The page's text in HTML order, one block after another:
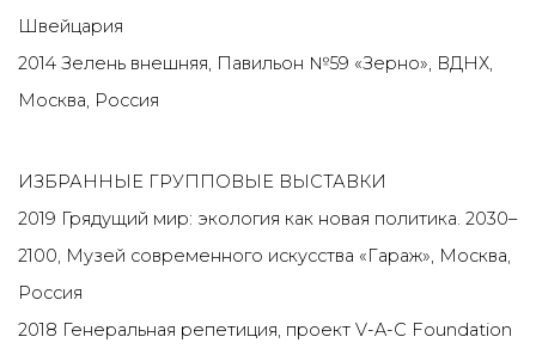
Швейцария
2014 Зелень внешняя, Павильон №59 «Зерно», ВДНХ,
Москва, Россия
ИЗБРАННЫЕ ГРУППОВЫЕ ВЫСТАВКИ
2019 Грядущий мир: экология как новая политика. 2030–
2100, Музей современного искусства «Гараж», Москва,
Россия
2018 Генеральная репетиция, проект V-A-C Foundation